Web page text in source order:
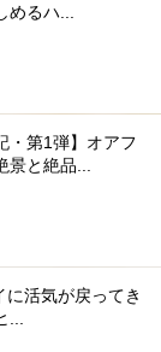
るハ...
・第1弾】オアフ
と絶品...
に活気が戻ってき